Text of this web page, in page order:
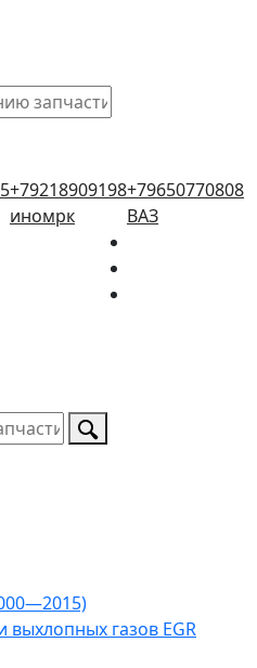
+79218909198
иномрк
+79650770808
ВАЗ
выхлопных газов EGR